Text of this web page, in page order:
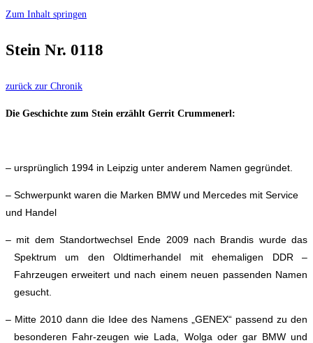
Zum Inhalt springen
Stein Nr. 0118
zurück zur Chronik
Die Geschichte zum Stein erzählt Gerrit Crummenerl:
– ursprünglich 1994 in Leipzig unter anderem Namen gegründet.
– Schwerpunkt waren die Marken BMW und Mercedes mit Service
und Handel
– mit dem Standortwechsel Ende 2009 nach Brandis wurde das
Spektrum um den Oldtimerhandel mit ehemaligen DDR –
Fahrzeugen erweitert und nach einem neuen passenden Namen
gesucht.
– Mitte 2010 dann die Idee des Namens „GENEX“ passend zu den
besonderen Fahr-zeugen wie Lada, Wolga oder gar BMW und